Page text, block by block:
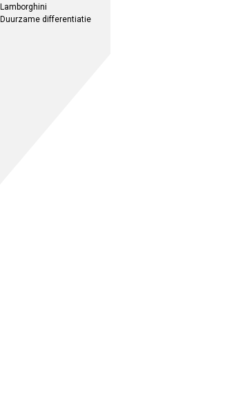
Lamborghini
Duurzame differentiatie